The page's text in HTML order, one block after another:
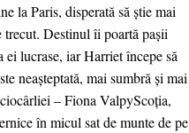
la Paris, disperată să ştie mai
trecut. Destinul îi poartă pașii
lucrase, iar Harriet începe să
neașteptată, mai sumbră și mai
– Fiona ValpyScoția,
în micul sat de munte de pe